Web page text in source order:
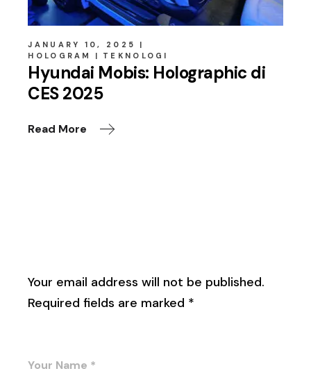
JANUARY 10, 2025
HOLOGRAM
TEKNOLOGI
Hyundai Mobis: Holographic di
CES 2025
Read More
Your email address will not be published.
Required fields are marked *